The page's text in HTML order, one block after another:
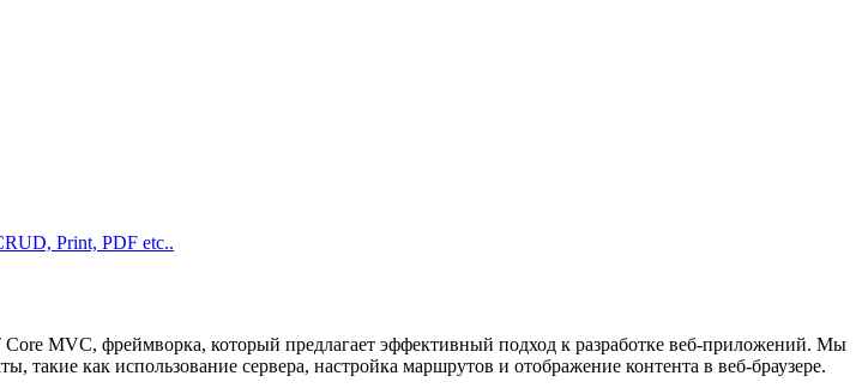
Print, PDF etc..
MVC, фреймворка, который предлагает эффективный подход к разработке веб-приложений. Мы
как использование сервера, настройка маршрутов и отображение контента в веб-браузере.